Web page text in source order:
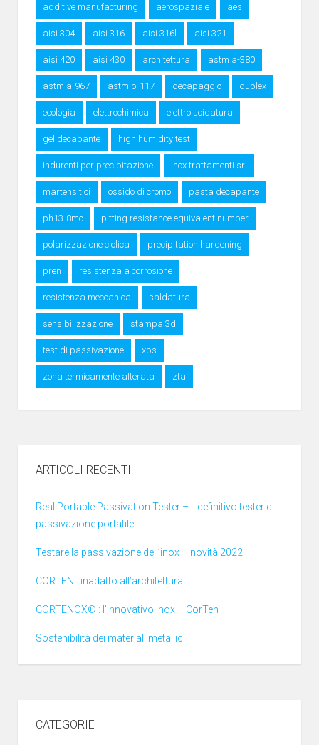
additive manufacturing aerospaziale aes
aisi 304 aisi 316 aisi 316l aisi 321
aisi 420 aisi 430 architettura astm a-380
astm a-967 astm b-117 decapaggio duplex
ecologia elettrochimica elettrolucidatura
gel decapante high humidity test
indurenti per precipitazione inox trattamenti srl
martensitici ossido di cromo pasta decapante
ph13-8mo pitting resistance equivalent number
polarizzazione ciclica precipitation hardening
pren resistenza a corrosione
resistenza meccanica saldatura
sensibilizzazione stampa 3d
test di passivazione xps
zona termicamente alterata zta
ARTICOLI RECENTI
Real Portable Passivation Tester – il definitivo tester di
passivazione portatile
Testare la passivazione dell’inox – novità 2022
CORTEN : inadatto all’architettura
CORTENOX® : l’innovativo Inox – CorTen
Sostenibilità dei materiali metallici
CATEGORIE